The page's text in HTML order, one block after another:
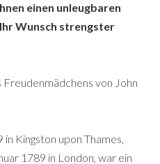
einen unleugbaren
Wunsch strengster
von John
in Kingston upon Thames,
1789 in London, war ein